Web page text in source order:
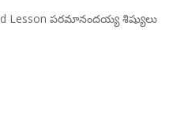
Lesson పరమానందయ్య శిష్యులు